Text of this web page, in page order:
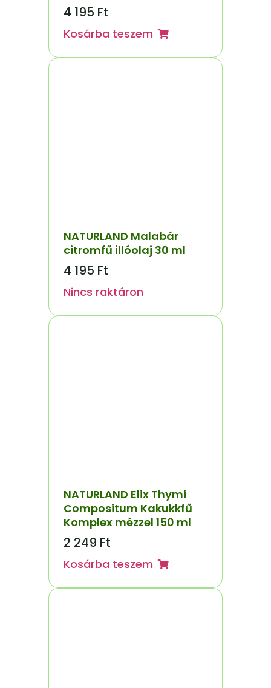
4 195 Ft
Kosárba teszem
NATURLAND Malabár
citromfű illóolaj 30 ml
4 195 Ft
Nincs raktáron
NATURLAND Elix Thymi
Compositum Kakukkfű
Komplex mézzel 150 ml
2 249 Ft
Kosárba teszem